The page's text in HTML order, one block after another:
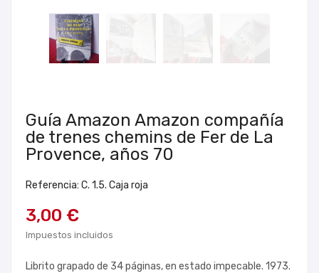
Guía Amazon Amazon compañía
de trenes chemins de Fer de La
Provence, años 70
Referencia: C. 1.5. Caja roja
3,00 €
Impuestos incluidos
Librito grapado de 34 páginas, en estado impecable. 1973.